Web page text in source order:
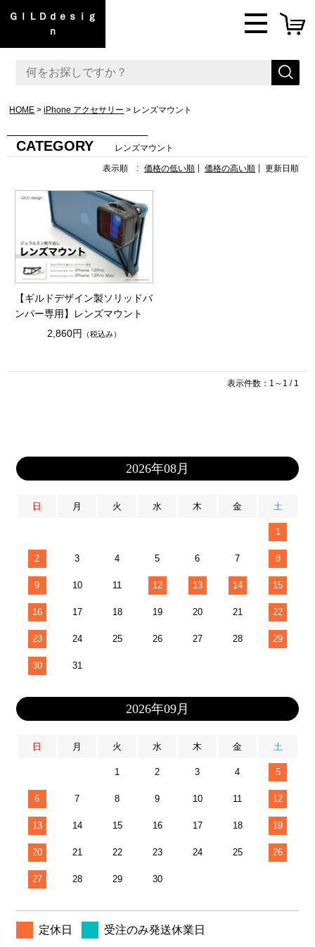
ＧＩＬＤｄｅｓｉｇ
ｎ
HOME iPhone アクセサリー レンズマウント
CATEGORY レンズマウント
表示順 : 価格の低い順 価格の高い順 更新日順
【ギルドデザイン製ソリッドバ
ンパー専用】レンズマウント
2,860円
（税込み）
表示件数：1～1 / 1
2026年08月
日 月 火 水 木 金 土
1
2 3 4 5 6 7 8
9 10 11 12 13 14 15
16 17 18 19 20 21 22
23 24 25 26 27 28 29
30 31
2026年09月
日 月 火 水 木 金 土
1 2 3 4 5
6 7 8 9 10 11 12
13 14 15 16 17 18 19
20 21 22 23 24 25 26
27 28 29 30
定休日 受注のみ発送休業日